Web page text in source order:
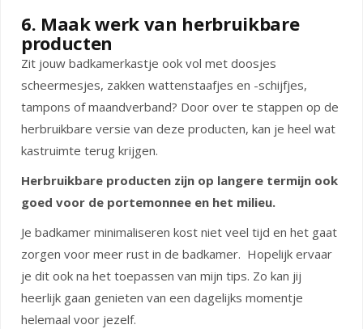
6. Maak werk van herbruikbare
producten
Zit jouw badkamerkastje ook vol met doosjes
scheermesjes, zakken wattenstaafjes en -schijfjes,
tampons of maandverband? Door over te stappen op de
herbruikbare versie van deze producten, kan je heel wat
kastruimte terug krijgen.
Herbruikbare producten zijn op langere termijn ook
goed voor de portemonnee en het milieu.
Je badkamer minimaliseren kost niet veel tijd en het gaat
zorgen voor meer rust in de badkamer. Hopelijk ervaar
je dit ook na het toepassen van mijn tips. Zo kan jij
heerlijk gaan genieten van een dagelijks momentje
helemaal voor jezelf.